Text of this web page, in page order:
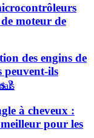
moteur de
des engins de
peuvent-ils
?​
à cheveux :
pour les